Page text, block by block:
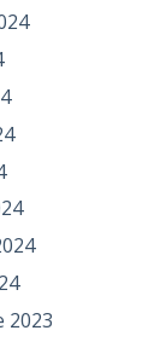
2023